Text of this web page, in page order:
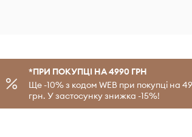
*ПРИ ПОКУПЦІ НА 4990 ГРН
Ще -10% з кодом WEB при покупці на
грн. У застосунку знижка -15%!